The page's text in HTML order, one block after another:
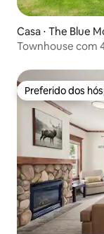
Casa ⋅ The Blue
Townhouse com
Preferido dos
Preferido dos